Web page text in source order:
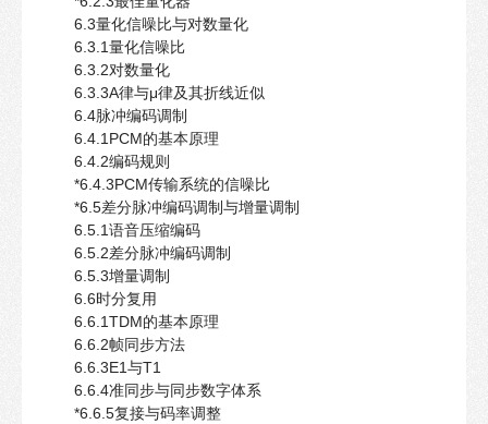
6.3量化信噪比与对数量化
6.3.1量化信噪比
6.3.2对数量化
6.3.3A律与μ律及其折线近似
6.4脉冲编码调制
6.4.1PCM的基本原理
6.4.2编码规则
*6.4.3PCM传输系统的信噪比
*6.5差分脉冲编码调制与增量调制
6.5.1语音压缩编码
6.5.2差分脉冲编码调制
6.5.3增量调制
6.6时分复用
6.6.1TDM的基本原理
6.6.2帧同步方法
6.6.3E1与T1
6.6.4准同步与同步数字体系
*6.6.5复接与码率调整